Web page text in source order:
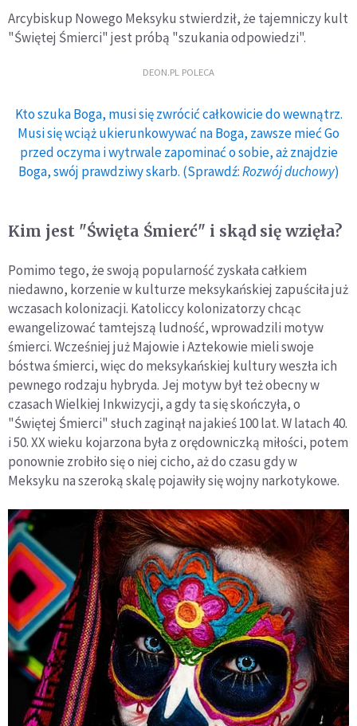
Arcybiskup Nowego Meksyku stwierdził, że tajemniczy kult
"Świętej Śmierci" jest próbą "szukania odpowiedzi".
DEON.PL POLECA
Kto szuka Boga, musi się zwrócić całkowicie do wewnątrz.
Musi się wciąż ukierunkowywać na Boga, zawsze mieć Go
przed oczyma i wytrwale zapominać o sobie, aż znajdzie
Boga, swój prawdziwy skarb. (Sprawdź:Rozwój duchowy)
Kim jest "Święta Śmierć" i skąd się wzięła?
Pomimo tego, że swoją popularność zyskała całkiem
niedawno, korzenie w kulturze meksykańskiej zapuściła już
wczasach kolonizacji. Katoliccy kolonizatorzy chcąc
ewangelizować tamtejszą ludność, wprowadzili motyw
śmierci. Wcześniej już Majowie i Aztekowie mieli swoje
bóstwa śmierci, więc do meksykańskiej kultury weszła ich
pewnego rodzaju hybryda. Jej motyw był też obecny w
czasach Wielkiej Inkwizycji, a gdy ta się skończyła, o
"Świętej Śmierci" słuch zaginął na jakieś 100 lat. W latach 40.
i 50. XX wieku kojarzona była z orędowniczką miłości, potem
ponownie zrobiło się o niej cicho, aż do czasu gdy w
Meksyku na szeroką skalę pojawiły się wojny narkotykowe.